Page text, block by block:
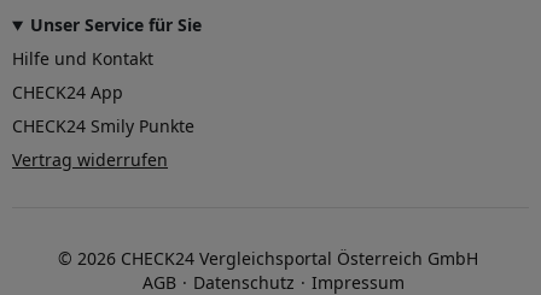
Unser Service für Sie
Hilfe und Kontakt
CHECK24 App
CHECK24 Smily Punkte
Vertrag widerrufen
© 2026 CHECK24 Vergleichsportal Österreich GmbH
AGB
Datenschutz Impressum